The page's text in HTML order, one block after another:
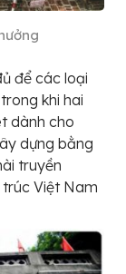
để các loại
khi hai
dành cho
dựng bằng
truyền
trúc Việt Nam